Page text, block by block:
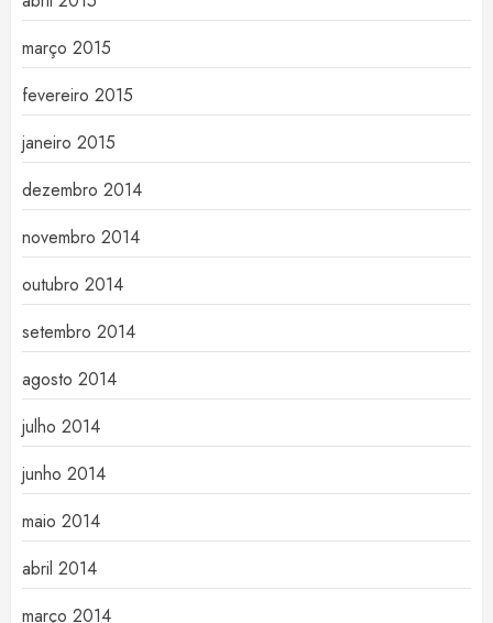
março 2015
fevereiro 2015
janeiro 2015
dezembro 2014
novembro 2014
outubro 2014
setembro 2014
agosto 2014
julho 2014
junho 2014
maio 2014
abril 2014
março 2014